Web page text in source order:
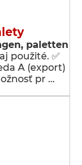
paletten
použité. ✅
A (export)
pr …